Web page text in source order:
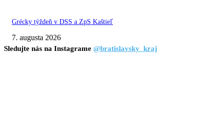
Grécky týždeň v DSS a ZpS Kaštieľ
7. augusta 2026
Sledujte nás na Instagrame @bratislavsky_kraj